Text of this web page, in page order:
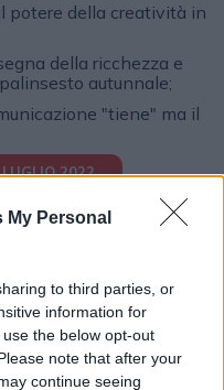
My Personal
to third parties, or
information for
the below opt-out
note that after your
continue seeing
potere della creatività in
della ricchezza e
autunnale;
"tiene" ma il
2022
piacerti